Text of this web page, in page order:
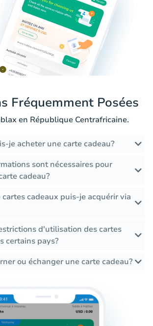
Fréquemment Posées
en République Centrafricaine.
je acheter une carte cadeau?
sont nécessaires pour
cadeau?
cadeaux puis-je acquérir via
d'utilisation des cartes
certains pays?
ou échanger une carte cadeau?